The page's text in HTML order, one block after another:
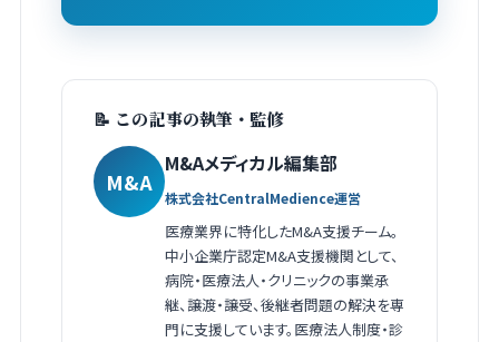
📝 この記事の執筆・監修
M&A
M&Aメディカル編集部
株式会社CentralMedience運営
医療業界に特化したM&A支援チーム。
中小企業庁認定M&A支援機関として、
病院・医療法人・クリニックの事業承
継、譲渡・譲受、後継者問題の解決を専
門に支援しています。医療法人制度・診